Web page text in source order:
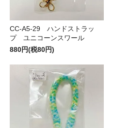
CC-A5-29 ハンドストラッ
プ ユニコーンスワール
880円(税80円)